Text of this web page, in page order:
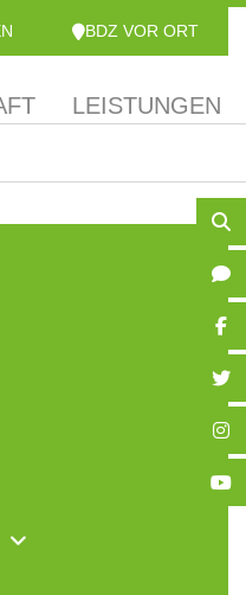
BDZ VOR ORT
LEISTUNGEN